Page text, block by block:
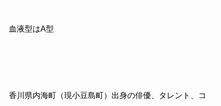
血液型はA型
香川県内海町（現小豆島町）出身の俳優、タレント、コ